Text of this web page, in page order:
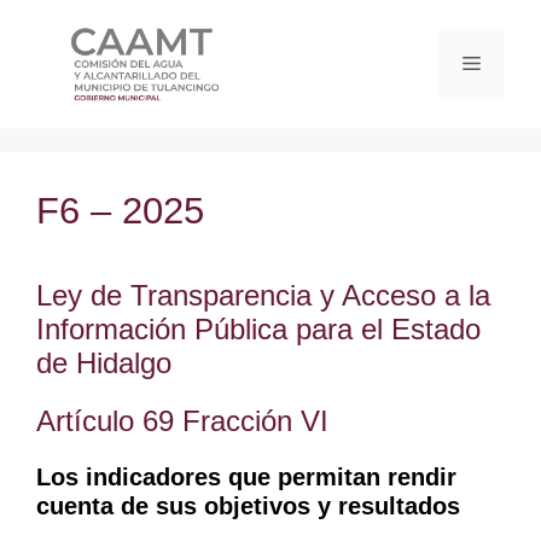
F6 – 2025
Ley de Transparencia y Acceso a la
Información Pública para el Estado
de Hidalgo
Artículo 69 Fracción VI
Los indicadores que permitan rendir
cuenta de sus objetivos y resultados